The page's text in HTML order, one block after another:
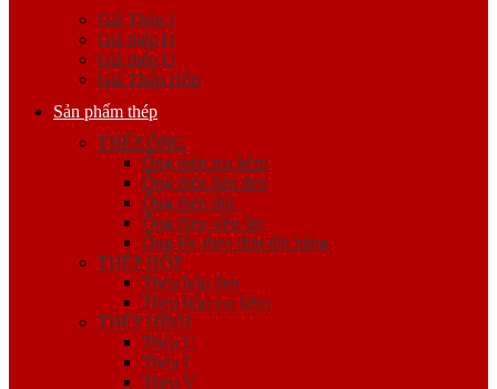
Giá Thép I
Giá thép H
Giá thép U
Giá Thép Hộp
Sản phẩm thép
THÉP ỐNG
Ống thép mạ kẽm
Ống thép hàn đen
Ống thép đúc
Ống thép siêu âm
Ống lốc theo đơn đặt hàng
THÉP HỘP
Thép hộp đen
Thép hộp mạ kẽm
THÉP HÌNH
Thép U
Thép I
Thép V